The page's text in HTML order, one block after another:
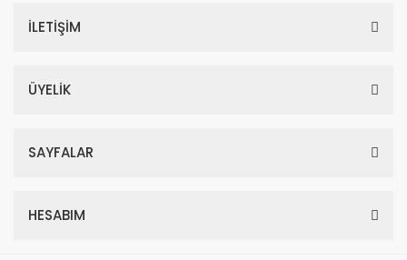
İLETİŞİM
ÜYELİK
SAYFALAR
HESABIM